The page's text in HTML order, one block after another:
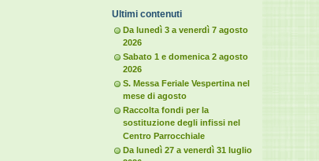
Ultimi contenuti
Da lunedì 3 a venerdì 7 agosto
2026
Sabato 1 e domenica 2 agosto
2026
S. Messa Feriale Vespertina nel
mese di agosto
Raccolta fondi per la
sostituzione degli infissi nel
Centro Parrocchiale
Da lunedì 27 a venerdì 31 luglio